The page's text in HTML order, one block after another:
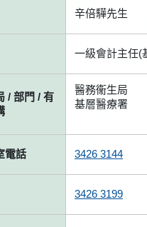
辛倍驊先生
一級會計主任(
/ 部門 / 有
醫務衞生局
基層醫療署
電話 3426 3144
3426 3199